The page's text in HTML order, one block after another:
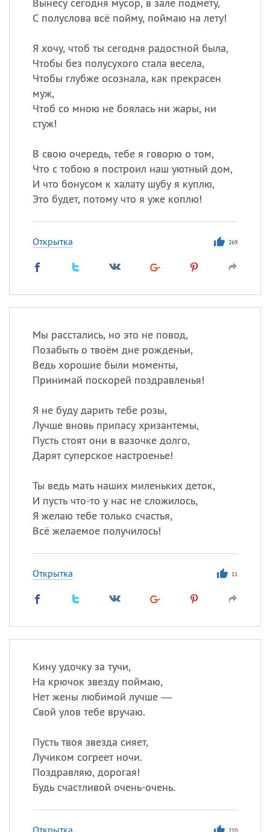
С полуслова всё пойму, поймаю на лету!
Я хочу, чтоб ты сегодня радостной была,
Чтобы без полусухого стала весела,
Чтобы глубже осознала, как прекрасен
муж,
Чтоб со мною не боялась ни жары, ни
стуж!
В свою очередь, тебе я говорю о том,
Что с тобою я построил наш уютный дом,
И что бонусом к халату шубу я куплю,
Это будет, потому что я уже коплю!
Открытка 269
Мы расстались, но это не повод,
Позабыть о твоём дне рожденьи,
Ведь хорошие были моменты,
Принимай поскорей поздравленья!
Я не буду дарить тебе розы,
Лучше вновь припасу хризантемы,
Пусть стоят они в вазочке долго,
Дарят суперское настроенье!
Ты ведь мать наших миленьких деток,
И пусть что-то у нас не сложилось,
Я желаю тебе только счастья,
Всё желаемое получилось!
Открытка 11
Кину удочку за тучи,
На крючок звезду поймаю,
Нет жены любимой лучше —
Свой улов тебе вручаю.
Пусть твоя звезда сияет,
Лучиком согреет ночи.
Поздравляю, дорогая!
Будь счастливой очень-очень.
Открытка